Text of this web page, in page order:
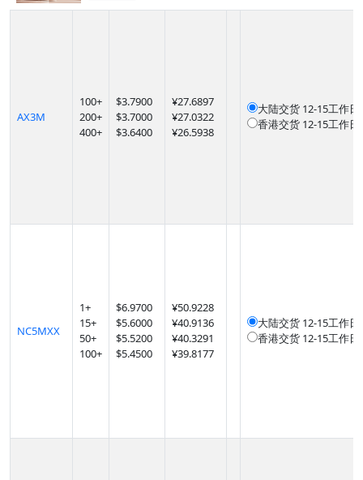
AX3M
100+
200+
400+
$3.7900
$3.7000
$3.6400
¥27.6897
¥27.0322
¥26.5938
大陆交货 12-15工作日
香港交货 12-15工作日
NC5MXX
1+
15+
50+
100+
$6.9700
$5.6000
$5.5200
$5.4500
¥50.9228
¥40.9136
¥40.3291
¥39.8177
大陆交货 12-15工作日
香港交货 12-15工作日